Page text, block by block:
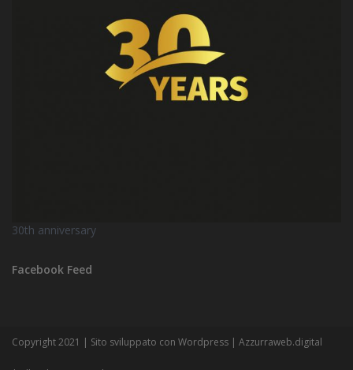
30th anniversary
Facebook Feed
Copyright 2021 | Sito sviluppato con Wordpress | Azzurraweb.digital